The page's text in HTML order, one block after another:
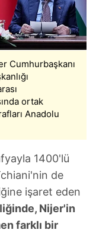
Cumhurbaşkanı
ortak
Anadolu
1400'lü
de
işaret eden
Nijer'in
farklı bir